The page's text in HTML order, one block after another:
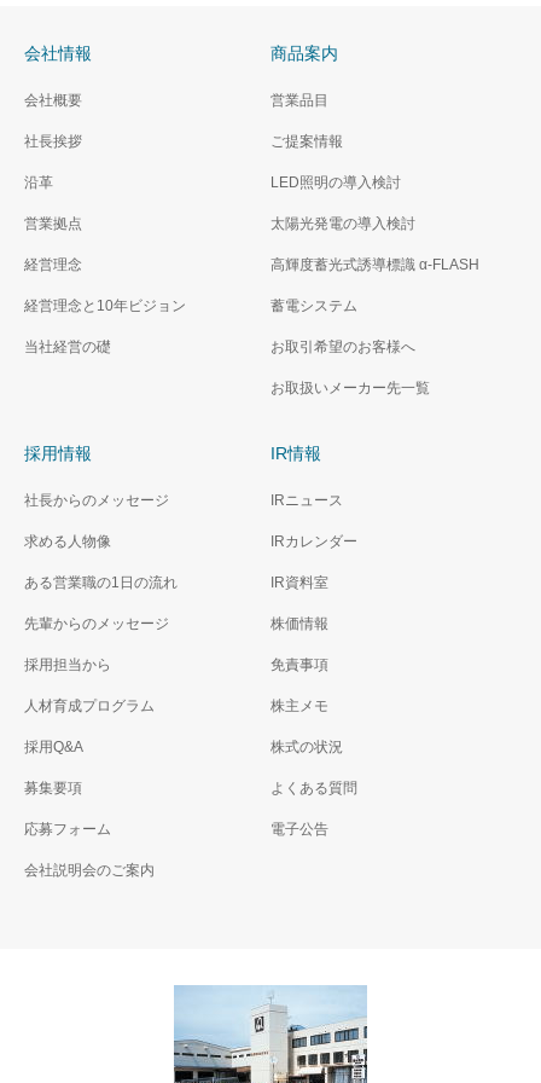
会社情報
会社概要
社長挨拶
沿革
営業拠点
経営理念
経営理念と10年ビジョン
当社経営の礎
商品案内
営業品目
ご提案情報
LED照明の導入検討
太陽光発電の導入検討
高輝度蓄光式誘導標識 α‐FLASH
蓄電システム
お取引希望のお客様へ
お取扱いメーカー先一覧
採用情報
社長からのメッセージ
求める人物像
ある営業職の1日の流れ
先輩からのメッセージ
採用担当から
人材育成プログラム
採用Q&A
募集要項
応募フォーム
会社説明会のご案内
IR情報
IRニュース
IRカレンダー
IR資料室
株価情報
免責事項
株主メモ
株式の状況
よくある質問
電子公告